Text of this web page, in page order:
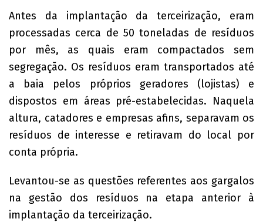
Antes da implantação da terceirização, eram
processadas cerca de 50 toneladas de resíduos
por mês, as quais eram compactados sem
segregação. Os resíduos eram transportados até
a baia pelos próprios geradores (lojistas) e
dispostos em áreas pré-estabelecidas. Naquela
altura, catadores e empresas afins, separavam os
resíduos de interesse e retiravam do local por
conta própria.
Levantou-se as questões referentes aos gargalos
na gestão dos resíduos na etapa anterior à
implantação da terceirização.